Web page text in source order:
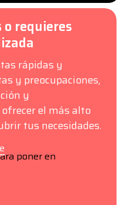
requieres
rápidas y
y preocupaciones,
y
el más alto
tus necesidades.